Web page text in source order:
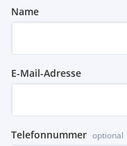
Name
E-Mail-Adresse
Telefonnummer optional